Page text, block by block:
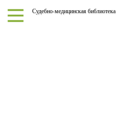
Судебно-медицинская библиотека